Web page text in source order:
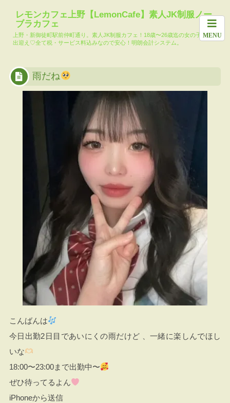
ホーム 料金システム 女の子一覧
本日の出勤キャ
スト
メール会員登録
ログ
ー池島TikTok
MENU
レモンカフェ上野【LemonCafe】素人JK制服ノー
ブラカフェ
上野・新御徒町駅前仲町通り。素人JK制服カフェ！18歳〜26歳迄の女の子達がお
出迎え♡全て税・サービス料込みなので安心！明朗会計システム。
雨だね
こんばんは
今日出勤2日目であいにくの雨だけど 、一緒に楽しんでほし
いな
18:00〜23:00まで出勤中〜
ぜひ待ってるよん
iPhoneから送信